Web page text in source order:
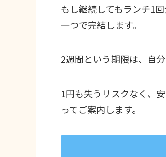
もし継続してもランチ1
一つで完結します。
2週間という期限は、自
1円も失うリスクなく、
ってご案内します。